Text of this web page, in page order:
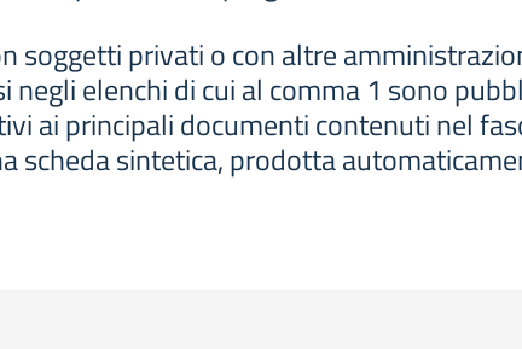
soggetti privati o con altre
elenchi di cui al comma 1 sono
ai principali documenti contenuti nel
scheda sintetica, prodotta